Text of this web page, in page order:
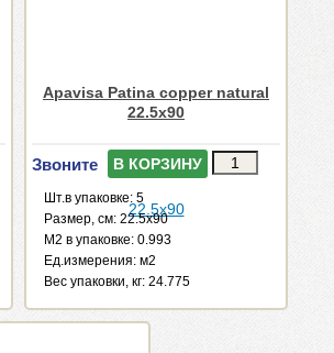
Apavisa Patina copper natural
22.5x90
Звоните В КОРЗИНУ
Шт.в упаковке: 5
Размер, см: 22.5x90
М2 в упаковке: 0.993
Ед.измерения: м2
Веc упаковки, кг: 24.775